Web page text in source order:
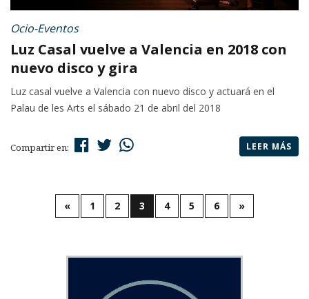
Ocio-Eventos
Luz Casal vuelve a Valencia en 2018 con
nuevo disco y gira
Luz casal vuelve a Valencia con nuevo disco y actuará en el
Palau de les Arts el sábado 21 de abril del 2018
Compartir en: LEER MÁS
« 1 2 3 4 5 6 »